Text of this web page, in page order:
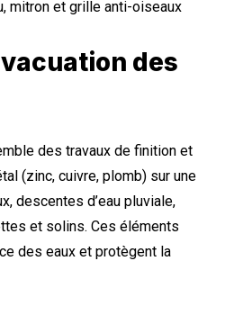
mitron et grille anti-oiseaux
des
des travaux de finition et
(zinc, cuivre, plomb) sur une
descentes d’eau pluviale,
et solins. Ces éléments
des eaux et protègent la